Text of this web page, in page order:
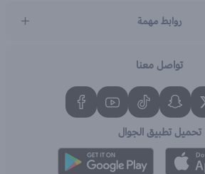
روابط مهمة
تواصل معنا
تحميل تطبيق الجوال